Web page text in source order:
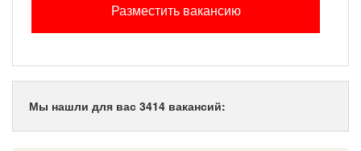
Разместить вакансию
Мы нашли для вас 3414 вакансий: